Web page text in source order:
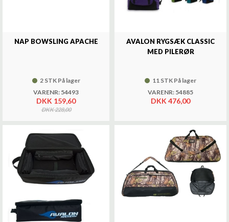
NAP BOWSLING APACHE
2 STK På lager
VARENR: 54493
DKK 159,60
DKK 228,00
AVALON RYGSÆK CLASSIC
MED PILERØR
11 STK På lager
VARENR: 54885
DKK 476,00